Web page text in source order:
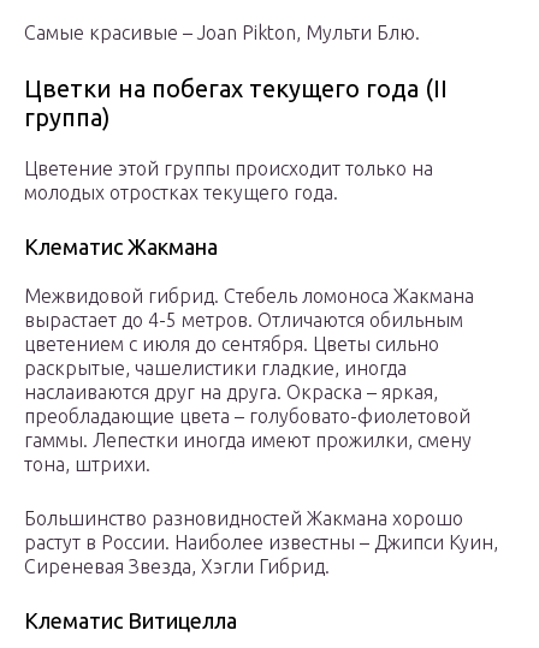
Самые красивые – Joаn Pikton, Мульти Блю.
Цветки на побегах текущего года (II
группа)
Цветение этой группы происходит только на
молодых отростках текущего года.
Клематис Жакмана
Межвидовой гибрид. Стебель ломоноса Жакмана
вырастает до 4-5 метров. Отличаются обильным
цветением с июля до сентября. Цветы сильно
раскрытые, чашелистики гладкие, иногда
наслаиваются друг на друга. Окраска – яркая,
преобладающие цвета – голубовато-фиолетовой
гаммы. Лепестки иногда имеют прожилки, смену
тона, штрихи.
Большинство разновидностей Жакмана хорошо
растут в России. Наиболее известны – Джипси Куин,
Сиреневая Звезда, Хэгли Гибрид.
Клематис Витицелла